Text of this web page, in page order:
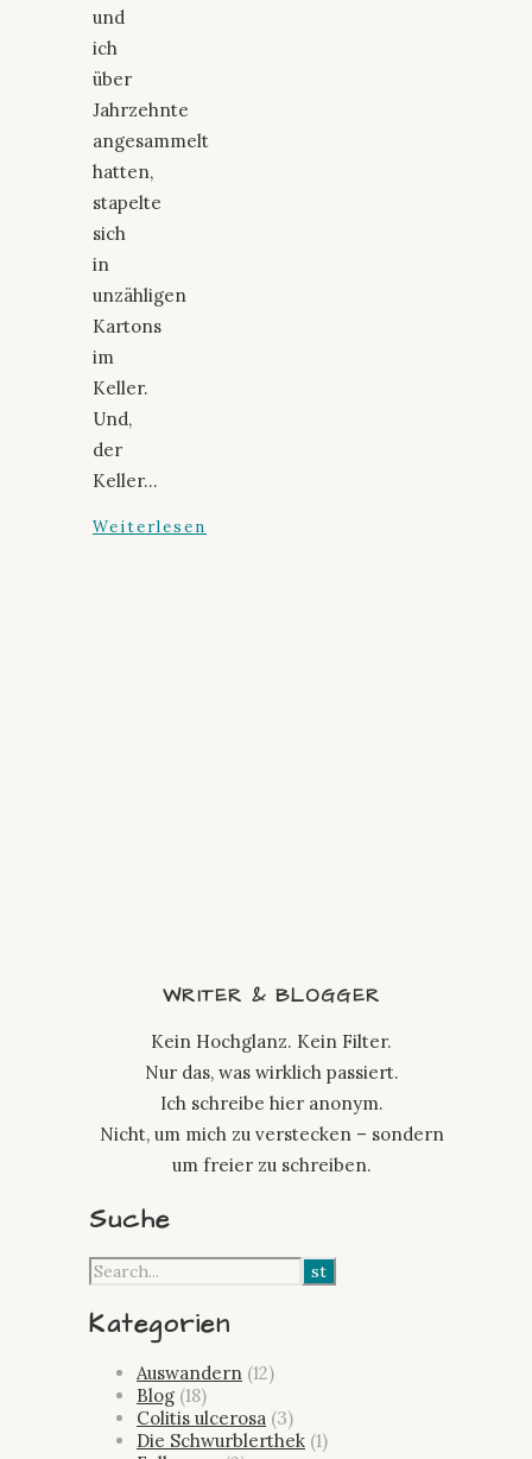
und
ich
über
Jahrzehnte
angesammelt
hatten,
stapelte
sich
in
unzähligen
Kartons
im
Keller.
Und,
der
Keller…
Weiterlesen
WRITER & BLOGGER
Kein Hochglanz. Kein Filter.
Nur das, was wirklich passiert.
Ich schreibe hier anonym.
Nicht, um mich zu verstecken – sondern
um freier zu schreiben.
Suche
Kategorien
Auswandern (12)
Blog (18)
Colitis ulcerosa (3)
Die Schwurblerthek (1)